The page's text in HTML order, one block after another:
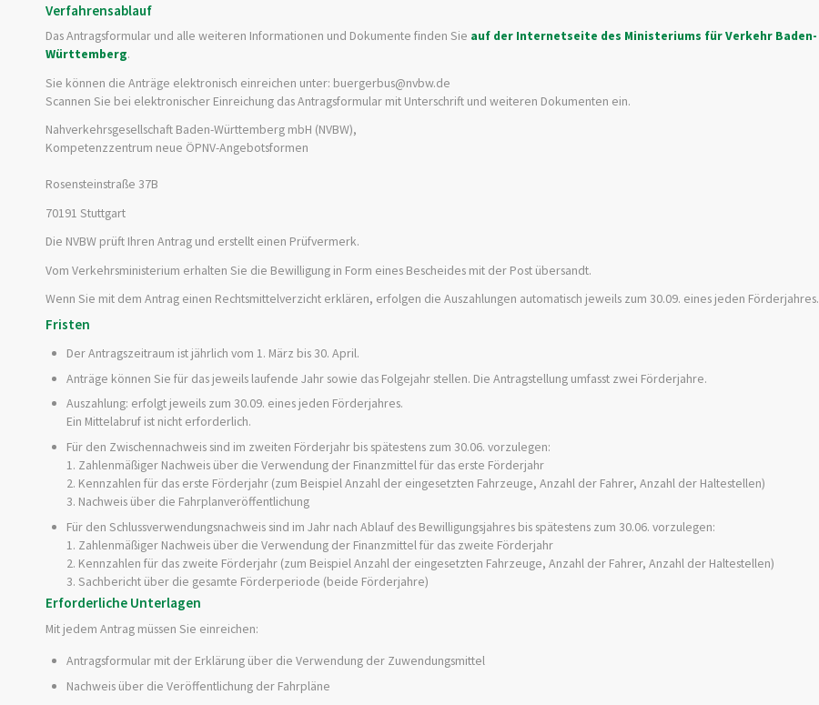
Verfahrensablauf
Das Antragsformular und alle weiteren Informationen und Dokumente finden Sie auf der Internetseite des Ministeriums für Verkehr Baden-
Württemberg.
Sie können die Anträge elektronisch einreichen unter: buergerbus@nvbw.de
Scannen Sie bei elektronischer Einreichung das Antragsformular mit Unterschrift und weiteren Dokumenten ein.
Nahverkehrsgesellschaft Baden-Württemberg mbH (NVBW),
Kompetenzzentrum neue ÖPNV-Angebotsformen
Rosensteinstraße 37B
70191 Stuttgart
Die NVBW prüft Ihren Antrag und erstellt einen Prüfvermerk.
Vom Verkehrsministerium erhalten Sie die Bewilligung in Form eines Bescheides mit der Post übersandt.
Wenn Sie mit dem Antrag einen Rechtsmittelverzicht erklären, erfolgen die Auszahlungen automatisch jeweils zum 30.09. eines jeden Förderjahres.
Fristen
Der Antragszeitraum ist jährlich vom 1. März bis 30. April.
Anträge können Sie für das jeweils laufende Jahr sowie das Folgejahr stellen. Die Antragstellung umfasst zwei Förderjahre.
Auszahlung: erfolgt jeweils zum 30.09. eines jeden Förderjahres.
Ein Mittelabruf ist nicht erforderlich.
Für den Zwischennachweis sind im zweiten Förderjahr bis spätestens zum 30.06. vorzulegen:
1. Zahlenmäßiger Nachweis über die Verwendung der Finanzmittel für das erste Förderjahr
2. Kennzahlen für das erste Förderjahr (zum Beispiel Anzahl der eingesetzten Fahrzeuge, Anzahl der Fahrer, Anzahl der Haltestellen)
3. Nachweis über die Fahrplanveröffentlichung
Für den Schlussverwendungsnachweis sind im Jahr nach Ablauf des Bewilligungsjahres bis spätestens zum 30.06. vorzulegen:
1. Zahlenmäßiger Nachweis über die Verwendung der Finanzmittel für das zweite Förderjahr
2. Kennzahlen für das zweite Förderjahr (zum Beispiel Anzahl der eingesetzten Fahrzeuge, Anzahl der Fahrer, Anzahl der Haltestellen)
3. Sachbericht über die gesamte Förderperiode (beide Förderjahre)
Erforderliche Unterlagen
Mit jedem Antrag müssen Sie einreichen:
Antragsformular mit der Erklärung über die Verwendung der Zuwendungsmittel
Nachweis über die Veröffentlichung der Fahrpläne